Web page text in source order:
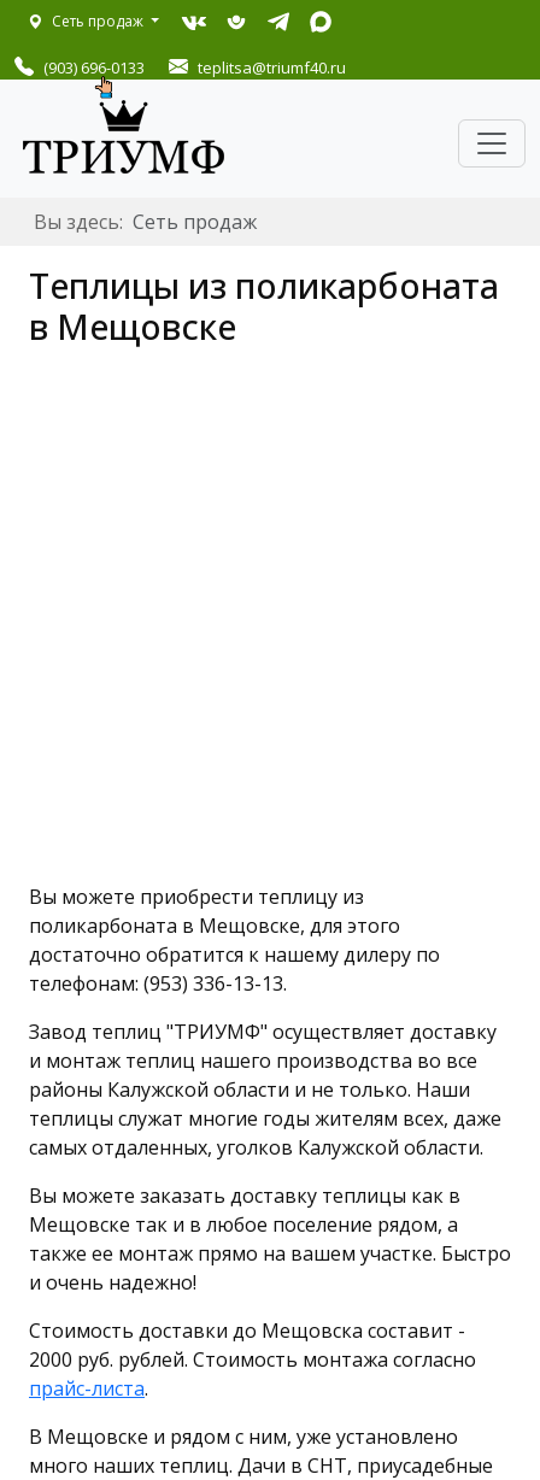
Сеть продаж
(903) 696-0133 teplitsa@triumf40.ru
Вы здесь: Сеть продаж
Теплицы из поликарбоната
в Мещовске
Вы можете приобрести теплицу из
поликарбоната в Мещовске, для этого
достаточно обратится к нашему дилеру по
телефонам: (953) 336-13-13.
Завод теплиц "ТРИУМФ" осуществляет доставку
и монтаж теплиц нашего производства во все
районы Калужской области и не только. Наши
теплицы служат многие годы жителям всех, даже
самых отдаленных, уголков Калужской области.
Вы можете заказать доставку теплицы как в
Мещовске так и в любое поселение рядом, а
также ее монтаж прямо на вашем участке. Быстро
и очень надежно!
Стоимость доставки до Мещовска составит -
2000 руб. рублей. Стоимость монтажа согласно
прайс-листа.
В Мещовске и рядом с ним, уже установлено
много наших теплиц. Дачи в СНТ, приусадебные